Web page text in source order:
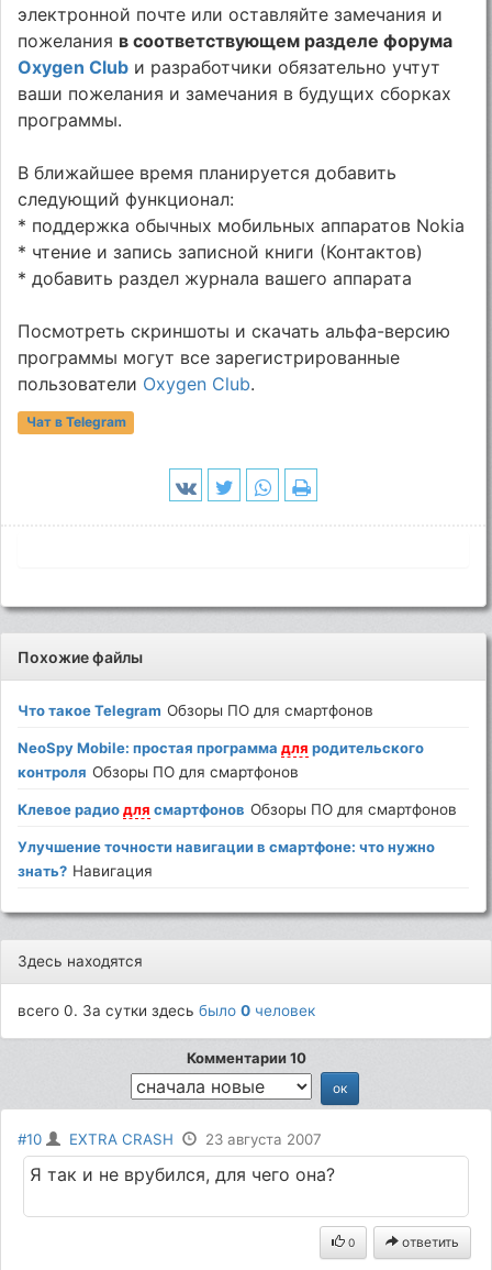
электронной почте или оставляйте замечания и
пожелания в соответствующем разделе форума
Oxygen Club и разработчики обязательно учтут
ваши пожелания и замечания в будущих сборках
программы.
В ближайшее время планируется добавить
следующий функционал:
* поддержка обычных мобильных аппаратов Nokia
* чтение и запись записной книги (Контактов)
* добавить раздел журнала вашего аппарата
Посмотреть скриншоты и скачать альфа-версию
программы могут все зарегистрированные
пользователи Oxygen Club.
Чат в Telegram
Похожие файлы
Что такое Telegram Обзоры ПО для смартфонов
NeoSpy Mobile: простая программадля родительского
контроля Обзоры ПО для смартфонов
Клевое радиодля смартфонов Обзоры ПО для смартфонов
Улучшение точности навигации в смартфоне: что нужно
знать? Навигация
Здесь находятся
всего 0. За сутки здесьбыло0 человек
Комментарии 10
#10 EXTRA CRASH 23 августа 2007
Я так и не врубился, для чего она?
0 ответить